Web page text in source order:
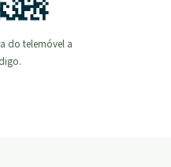
do telemóvel a